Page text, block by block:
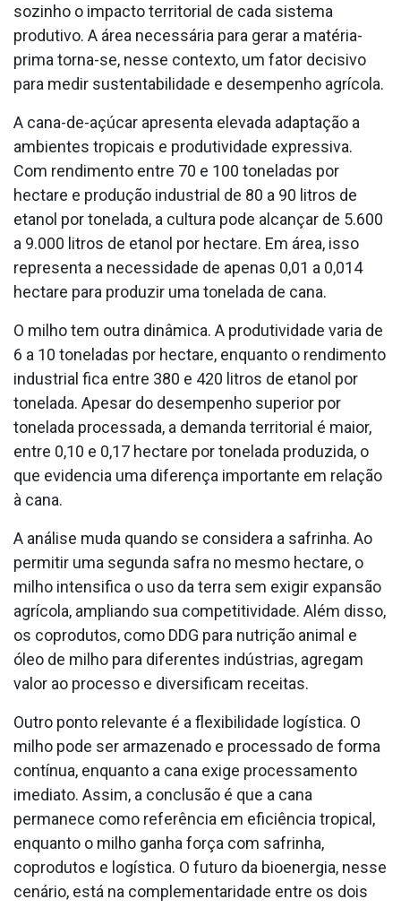
sozinho o impacto territorial de cada sistema
produtivo. A área necessária para gerar a matéria-
prima torna-se, nesse contexto, um fator decisivo
para medir sustentabilidade e desempenho agrícola.
A cana-de-açúcar apresenta elevada adaptação a
ambientes tropicais e produtividade expressiva.
Com rendimento entre 70 e 100 toneladas por
hectare e produção industrial de 80 a 90 litros de
etanol por tonelada, a cultura pode alcançar de 5.600
a 9.000 litros de etanol por hectare. Em área, isso
representa a necessidade de apenas 0,01 a 0,014
hectare para produzir uma tonelada de cana.
O milho tem outra dinâmica. A produtividade varia de
6 a 10 toneladas por hectare, enquanto o rendimento
industrial fica entre 380 e 420 litros de etanol por
tonelada. Apesar do desempenho superior por
tonelada processada, a demanda territorial é maior,
entre 0,10 e 0,17 hectare por tonelada produzida, o
que evidencia uma diferença importante em relação
à cana.
A análise muda quando se considera a safrinha. Ao
permitir uma segunda safra no mesmo hectare, o
milho intensifica o uso da terra sem exigir expansão
agrícola, ampliando sua competitividade. Além disso,
os coprodutos, como DDG para nutrição animal e
óleo de milho para diferentes indústrias, agregam
valor ao processo e diversificam receitas.
Outro ponto relevante é a flexibilidade logística. O
milho pode ser armazenado e processado de forma
contínua, enquanto a cana exige processamento
imediato. Assim, a conclusão é que a cana
permanece como referência em eficiência tropical,
enquanto o milho ganha força com safrinha,
coprodutos e logística. O futuro da bioenergia, nesse
cenário, está na complementaridade entre os dois